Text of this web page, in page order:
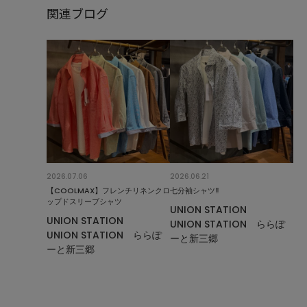
関連ブログ
2026.07.06
【COOLMAX】フレンチリネンクロ
ップドスリーブシャツ
UNION STATION
UNION STATION ららぽ
ーと新三郷
2026.06.21
七分袖シャツ‼︎
UNION STATION
UNION STATION ららぽ
ーと新三郷